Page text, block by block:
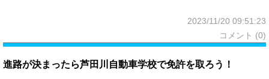
2023/11/20 09:51:23
コメント (0)
進路が決まったら芦田川自動車学校で免許を取ろう！